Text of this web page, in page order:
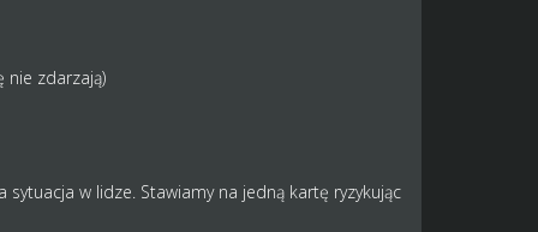
nie zdarzają)
w lidze. Stawiamy na jedną kartę ryzykując